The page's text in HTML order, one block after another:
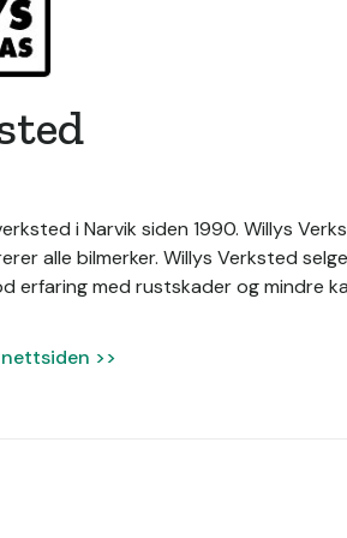
i Narvik siden 1990. Willys
alle bilmerker. Willys Verksted
erfaring med rustskader og mindre
>>